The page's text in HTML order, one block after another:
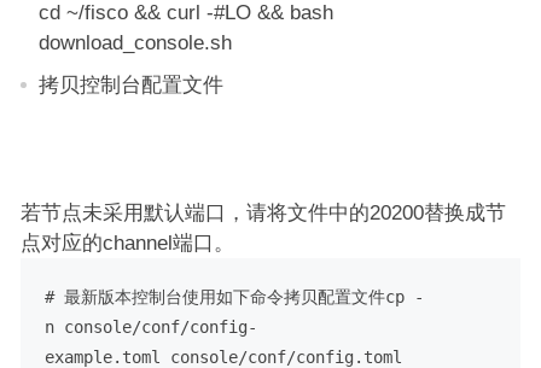
cd ~/fisco && curl -#LO && bash
download_console.sh
拷贝控制台配置文件
若节点未采用默认端口，请将文件中的20200替换成节
点对应的channel端口。
# 最新版本控制台使用如下命令拷贝配置文件cp -
n console/conf/config-
example.toml console/conf/config.toml